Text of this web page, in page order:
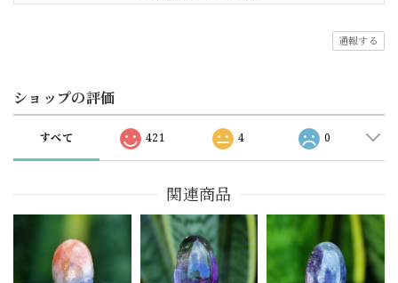
通報する
ショップの評価
すべて 421 4 0
関連商品